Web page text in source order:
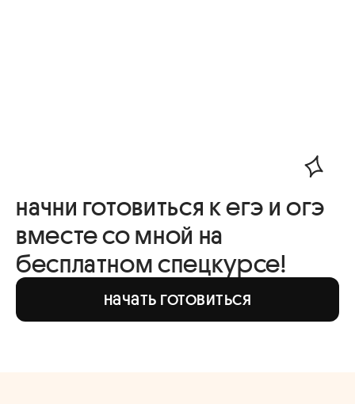
начни готовиться к егэ и огэ
вместе со мной на
бесплатном спецкурсе!
начать готовиться